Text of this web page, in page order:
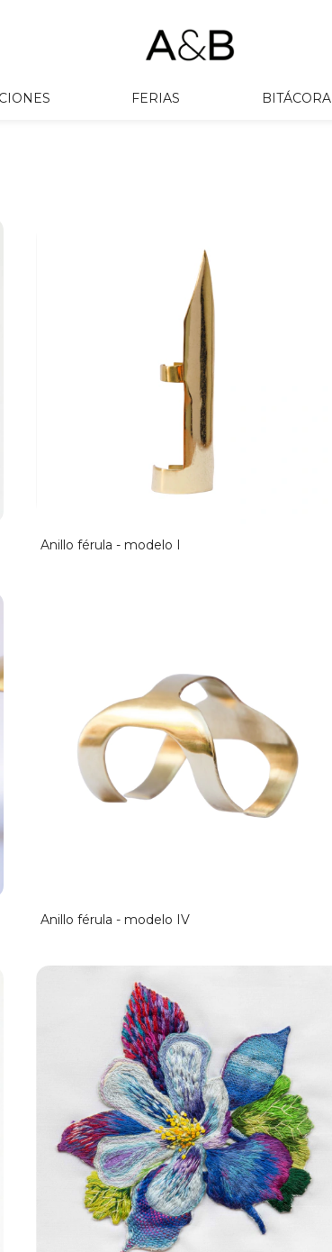
FERIAS BITÁCORA
Anillo férula - modelo I
Anillo férula - modelo IV